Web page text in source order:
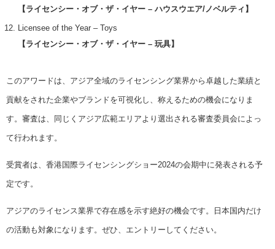
【ライセンシー・オブ・ザ・イヤー – ハウスウエア/ノベルティ】
Licensee of the Year – Toys
【ライセンシー・オブ・ザ・イヤー – 玩具】
このアワードは、アジア全域のライセンシング業界から卓越した業績と
貢献をされた企業やブランドを可視化し、称えるための機会になりま
す。審査は、同じくアジア広範エリアより選出される審査委員会によっ
て行われます。
受賞者は、香港国際ライセンシングショー2024の会期中に発表される予
定です。
アジアのライセンス業界で存在感を示す絶好の機会です。日本国内だけ
の活動も対象になります。ぜひ、エントリーしてください。